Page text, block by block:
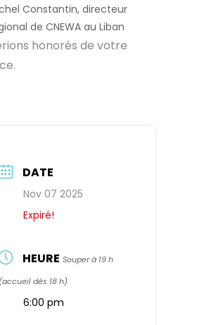
Constantin, directeur
de CNEWA au Liban
honorés de votre
DATE
Nov 07 2025
Expiré!
HEURE Souper à 19 h
(accueil dès 18 h)
6:00 pm